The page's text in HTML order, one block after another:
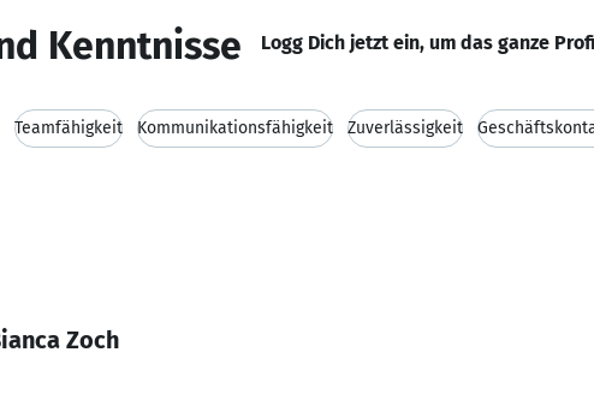
Kenntnisse Logg Dich jetzt ein, um das ganze
Teamfähigkeit Kommunikationsfähigkeit Zuverlässigkeit
Zoch